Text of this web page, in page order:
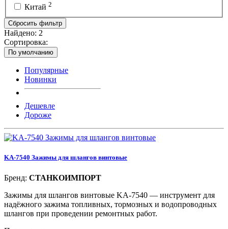
Китай 2
Сбросить фильтр
Найдено: 2
Сортировка:
По умолчанию
Популярные
Новинки
Дешевле
Дороже
KA-7540 Зажимы для шлангов винтовые
Бренд: СТАНКОИМПОРТ
Зажимы для шлангов винтовые KA-7540 — инструмент для
надёжного зажима топливных, тормозных и водопроводных
шлангов при проведении ремонтных работ.